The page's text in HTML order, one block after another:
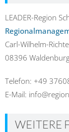
LEADER-Region
Carl-Wilhelm-
08396
Telefon: +49
E-Mail:
WEITERE